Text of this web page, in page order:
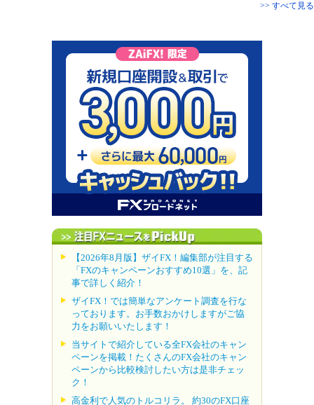
>> すべて見る
【2026年8月版】ザイFX！編集部が注目する
「FXのキャンペーンおすすめ10選」を、記
事で詳しく紹介！
ザイFX！では簡単なアンケート調査を行な
っております。お手数おかけしますがご協
力をお願いいたします！
当サイトで紹介している全FX会社のキャン
ペーンを掲載！たくさんのFX会社のキャン
ペーンから比較検討したい方は是非チェッ
ク！
高金利で人気のトルコリラ。 約30のFX口座